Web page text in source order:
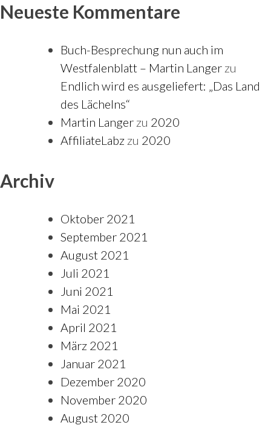
Neueste Kommentare
Buch-Besprechung nun auch im
Westfalenblatt – Martin Langer zu
Endlich wird es ausgeliefert: „Das Land
des Lächelns“
Martin Langer zu 2020
AffiliateLabz zu 2020
Archiv
Oktober 2021
September 2021
August 2021
Juli 2021
Juni 2021
Mai 2021
April 2021
März 2021
Januar 2021
Dezember 2020
November 2020
August 2020